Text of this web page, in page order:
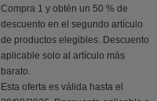
Compra 1 y obtén un 50 % de
descuento en el segundo artículo
de productos elegibles. Descuento
aplicable solo al artículo más
barato.
Esta oferta es válida hasta el